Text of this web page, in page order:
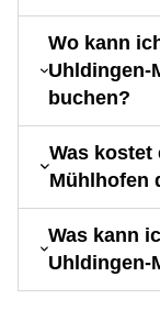
Wo kann
Uhldingen-
buchen?
Was kostet
Mühlhofen
Was kann
Uhldingen-